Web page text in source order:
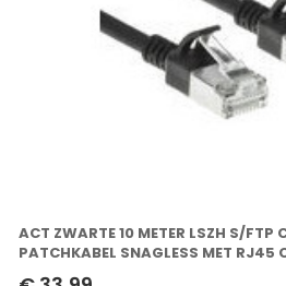
ACT ZWARTE 10 METER LSZH S/FTP
PATCHKABEL SNAGLESS MET RJ45